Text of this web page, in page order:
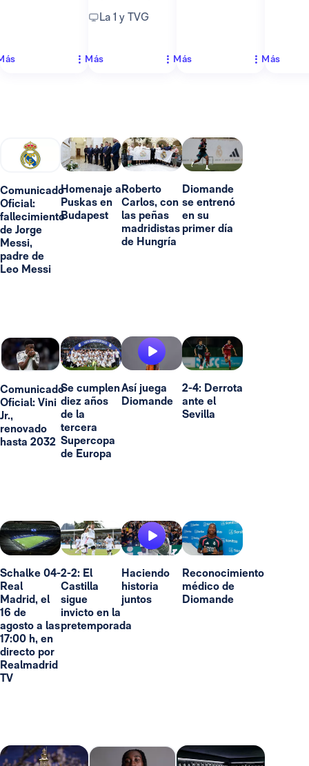
La 1 y TVG
Más Más Más
Comunicado
Oficial:
fallecimiento
de Jorge
Messi,
padre de
Leo Messi
Homenaje a
Puskas en
Budapest
Roberto
Carlos, con
las peñas
madridistas
de Hungría
Diomande
se entrenó
en su
primer día
Comunicado
Oficial: Vini
Jr.,
renovado
hasta 2032
Se cumplen
diez años
de la
tercera
Supercopa
de Europa
Así juega
Diomande
2-4: Derrota
ante el
Sevilla
Schalke 04-
Real
Madrid, el
16 de
agosto a las
17:00 h, en
directo por
Realmadrid
TV
2-2: El
Castilla
sigue
invicto en la
pretemporada
Haciendo
historia
juntos
Reconocimiento
médico de
Diomande